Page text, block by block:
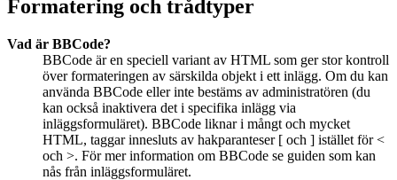
Formatering och trådtyper
Vad är BBCode?
BBCode är en speciell variant av HTML som ger stor kontroll
över formateringen av särskilda objekt i ett inlägg. Om du kan
använda BBCode eller inte bestäms av administratören (du
kan också inaktivera det i specifika inlägg via
inläggsformuläret). BBCode liknar i mångt och mycket
HTML, taggar innesluts av hakparanteser [ och ] istället för <
och >. För mer information om BBCode se guiden som kan
nås från inläggsformuläret.